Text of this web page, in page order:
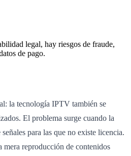
legal, hay riesgos de fraude,
de pago.
la tecnología IPTV también se
El problema surge cuando la
para las que no existe licencia.
mera reproducción de contenidos